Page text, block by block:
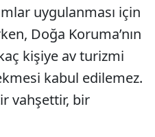
uygulanması için
Doğa Koruma’nın
kişiye av turizmi
kabul edilemez.
vahşettir, bir